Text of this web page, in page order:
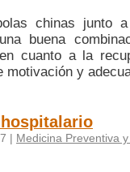
chinas junto
buena
cuanto a la
y
| Medicina Preventiva